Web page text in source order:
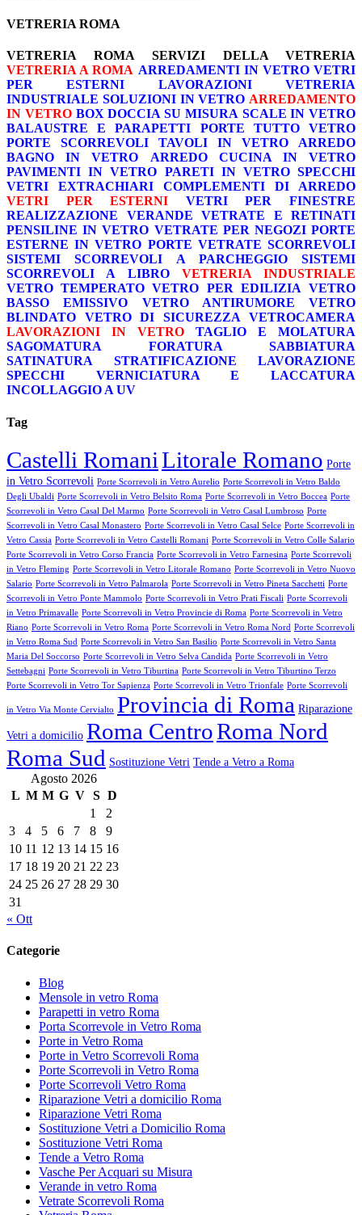
VETRERIA ROMA
VETRERIA ROMA
SERVIZI DELLA VETRERIA
VETRERIA A ROMA ARREDAMENTI IN VETRO VETRI
PER ESTERNI
LAVORAZIONI
VETRERIA
INDUSTRIALE SOLUZIONI IN VETRO ARREDAMENTO
IN VETRO BOX DOCCIA SU MISURA SCALE IN VETRO
BALAUSTRE E PARAPETTI
PORTE TUTTO VETRO
PORTE SCORREVOLI
TAVOLI IN VETRO
ARREDO
BAGNO IN VETRO
ARREDO CUCINA IN VETRO
PAVIMENTI IN VETRO PARETI IN VETRO SPECCHI
VETRI EXTRACHIARI
COMPLEMENTI DI ARREDO
VETRI PER ESTERNI
VETRI PER FINESTRE
REALIZZAZIONE VERANDE
VETRATE E RETINATI
PENSILINE IN VETRO VETRATE PER NEGOZI PORTE
ESTERNE IN VETRO PORTE VETRATE SCORREVOLI
SISTEMI SCORREVOLI A PARCHEGGIO
SISTEMI
SCORREVOLI A LIBRO
VETRERIA INDUSTRIALE
VETRO TEMPERATO VETRO PER EDILIZIA VETRO
BASSO EMISSIVO
VETRO ANTIRUMORE
VETRO
BLINDATO
VETRO DI SICUREZZA
VETROCAMERA
LAVORAZIONI IN VETRO
TAGLIO E MOLATURA
SAGOMATURA
FORATURA
SABBIATURA
SATINATURA
STRATIFICAZIONE
LAVORAZIONE
SPECCHI
VERNICIATURA E LACCATURA
INCOLLAGGIO A UV
Tag
Castelli RomaniLitorale Romano Porte
in Vetro Scorrevoli Porte Scorrevoli in Vetro Aurelio Porte Scorrevoli in Vetro Baldo
Degli Ubaldi Porte Scorrevoli in Vetro Belsito Roma Porte Scorrevoli in Vetro Boccea Porte
Scorrevoli in Vetro Casal Del Marmo Porte Scorrevoli in Vetro Casal Lumbroso Porte
Scorrevoli in Vetro Casal Monastero Porte Scorrevoli in Vetro Casal Selce Porte Scorrevoli in
Vetro Cassia Porte Scorrevoli in Vetro Castelli Romani Porte Scorrevoli in Vetro Colle Salario
Porte Scorrevoli in Vetro Corso Francia Porte Scorrevoli in Vetro Farnesina Porte Scorrevoli
in Vetro Fleming Porte Scorrevoli in Vetro Litorale Romano Porte Scorrevoli in Vetro Nuovo
Salario Porte Scorrevoli in Vetro Palmarola Porte Scorrevoli in Vetro Pineta Sacchetti Porte
Scorrevoli in Vetro Ponte Mammolo Porte Scorrevoli in Vetro Prati Fiscali Porte Scorrevoli
in Vetro Primavalle Porte Scorrevoli in Vetro Provincie di Roma Porte Scorrevoli in Vetro
Riano Porte Scorrevoli in Vetro Roma Porte Scorrevoli in Vetro Roma Nord Porte Scorrevoli
in Vetro Roma Sud Porte Scorrevoli in Vetro San Basilio Porte Scorrevoli in Vetro Santa
Maria Del Soccorso Porte Scorrevoli in Vetro Selva Candida Porte Scorrevoli in Vetro
Settebagni Porte Scorrevoli in Vetro Tiburtina Porte Scorrevoli in Vetro Tiburtino Terzo
Porte Scorrevoli in Vetro Tor Sapienza Porte Scorrevoli in Vetro Trionfale Porte Scorrevoli
in Vetro Via Monte Cervialto Provincia di Roma Riparazione
Vetri a domicilio Roma CentroRoma Nord
Roma Sud Sostituzione Vetri Tende a Vetro a Roma
Agosto 2026
L M M G V S D
1
2
3
4 5 6 7 8
9
10 11 12 13 14 15 16
17 18 19 20 21 22 23
24 25 26 27 28 29 30
31
« Ott
Categorie
Blog
Mensole in vetro Roma
Parapetti in vetro Roma
Porta Scorrevole in Vetro Roma
Porte in Vetro Roma
Porte in Vetro Scorrevoli Roma
Porte Scorrevoli in Vetro Roma
Porte Scorrevoli Vetro Roma
Riparazione Vetri a domicilio Roma
Riparazione Vetri Roma
Sostituzione Vetri a Domicilio Roma
Sostituzione Vetri Roma
Tende a Vetro Roma
Vasche Per Acquari su Misura
Verande in vetro Roma
Vetrate Scorrevoli Roma